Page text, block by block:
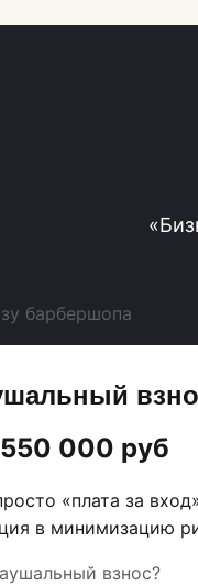
550 000 руб
«плата за
в минимизацию
взнос?